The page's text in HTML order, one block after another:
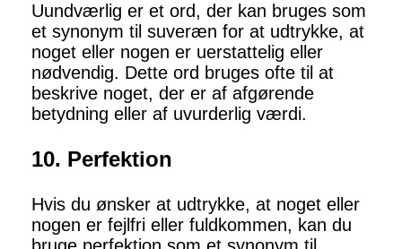
Uundværlig er et ord, der kan bruges som
et synonym til suveræn for at udtrykke, at
noget eller nogen er uerstattelig eller
nødvendig. Dette ord bruges ofte til at
beskrive noget, der er af afgørende
betydning eller af uvurderlig værdi.
10. Perfektion
Hvis du ønsker at udtrykke, at noget eller
nogen er fejlfri eller fuldkommen, kan du